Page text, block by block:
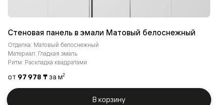
Стеновая панель в эмали Матовый белоснежный
Отделка: Матовый белоснежный
Материал: Гладкая эмаль
Ритм: Раскладка квадратами
от 97 978 ₸ за м2
В корзину